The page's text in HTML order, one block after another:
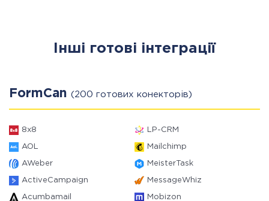
Інші готові інтеграції
FormCan (200 готових конекторів)
8x8 LP-CRM
AOL Mailchimp
AWeber MeisterTask
ActiveCampaign MessageWhiz
Acumbamail Mobizon